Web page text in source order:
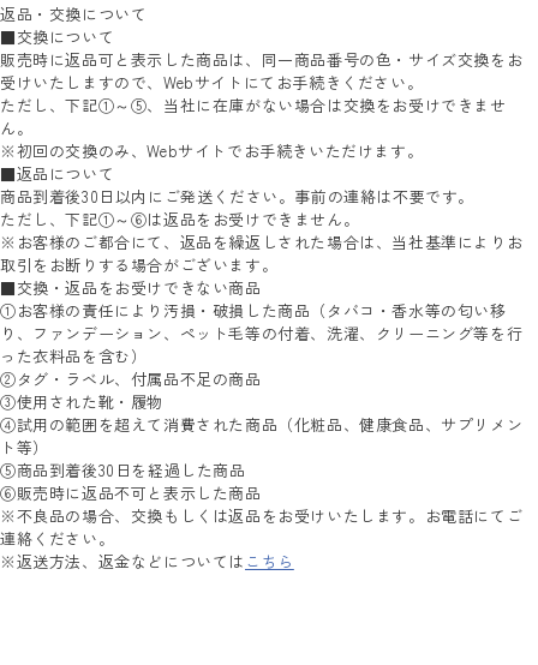
返品・交換について
■交換について
販売時に返品可と表示した商品は、同一商品番号の色・サイズ交換をお
受けいたしますので、Webサイトにてお手続きください。
ただし、下記①～⑤、当社に在庫がない場合は交換をお受けできませ
ん。
※初回の交換のみ、Webサイトでお手続きいただけます。
■返品について
商品到着後30日以内にご発送ください。事前の連絡は不要です。
ただし、下記①～⑥は返品をお受けできません。
※お客様のご都合にて、返品を繰返しされた場合は、当社基準によりお
取引をお断りする場合がございます。
■交換・返品をお受けできない商品
①お客様の責任により汚損・破損した商品（タバコ・香水等の匂い移
り、ファンデーション、ペット毛等の付着、洗濯、クリーニング等を行
った衣料品を含む）
②タグ・ラベル、付属品不足の商品
③使用された靴・履物
④試用の範囲を超えて消費された商品（化粧品、健康食品、サプリメン
ト等）
⑤商品到着後30日を経過した商品
⑥販売時に返品不可と表示した商品
※不良品の場合、交換もしくは返品をお受けいたします。お電話にてご
連絡ください。
※返送方法、返金などについては こちら